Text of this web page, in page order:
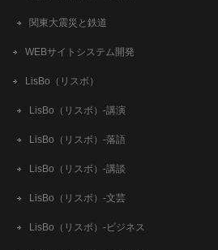
関東大震災と鉄道
WEBサイトシステム開発
LisBo（リスボ）
LisBo（リスボ）-講演
LisBo（リスボ）-落語
LisBo（リスボ）-講談
LisBo（リスボ）-文芸
LisBo（リスボ）-ビジネス